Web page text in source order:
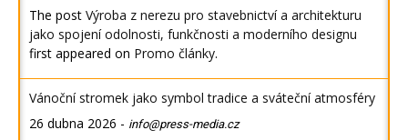
The post Výroba z nerezu pro stavebnictví a architekturu
jako spojení odolnosti, funkčnosti a moderního designu
first appeared on Promo články.
Vánoční stromek jako symbol tradice a sváteční atmosféry
26 dubna 2026 - info@press-media.cz